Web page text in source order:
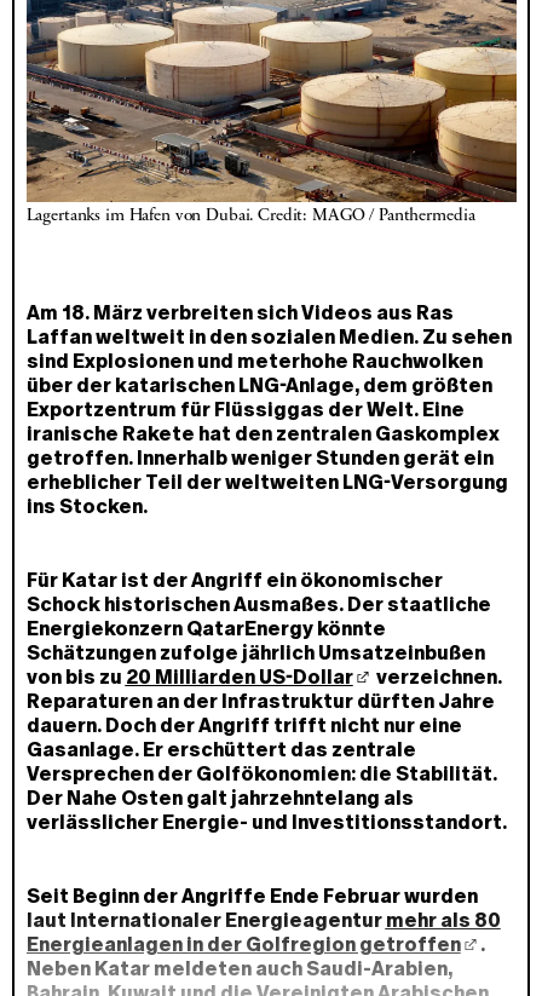
Lagertanks im Hafen von Dubai. Credit: MAGO / Panthermedia
Am 18. März verbreiten sich Videos aus Ras
Laffan weltweit in den sozialen Medien. Zu sehen
sind Explosionen und meterhohe Rauchwolken
über der katarischen LNG-Anlage, dem größten
Exportzentrum für Flüssiggas der Welt. Eine
iranische Rakete hat den zentralen Gaskomplex
getroffen. Innerhalb weniger Stunden gerät ein
erheblicher Teil der weltweiten LNG-Versorgung
ins Stocken.
Für Katar ist der Angriff ein ökonomischer
Schock historischen Ausmaßes. Der staatliche
Energiekonzern QatarEnergy könnte
Schätzungen zufolge jährlich Umsatzeinbußen
von bis zu 20 Milliarden US-Dollar
verzeichnen.
Reparaturen an der Infrastruktur dürften Jahre
dauern. Doch der Angriff trifft nicht nur eine
Gasanlage. Er erschüttert das zentrale
Versprechen der Golfökonomien: die Stabilität.
Der Nahe Osten galt jahrzehntelang als
verlässlicher Energie- und Investitionsstandort.
Seit Beginn der Angriffe Ende Februar wurden
laut Internationaler Energieagentur mehr als 80
Energieanlagen in der Golfregion getroffen
.
Neben Katar meldeten auch Saudi-Arabien,